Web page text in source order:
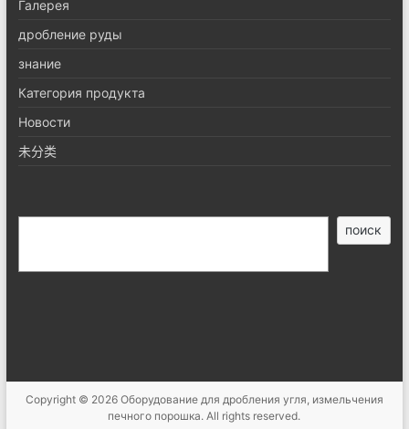
Галерея
дробление руды
знание
Категория продукта
Новости
未分类
поиск
Copyright © 2026 Оборудование для дробления угля, измельчения
печного порошка. All rights reserved.